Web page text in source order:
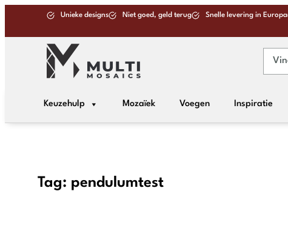
Unieke designs Niet goed, geld terug Snelle levering in Europa
Keuzehulp Mozaïek Voegen Inspiratie
Tag: pendulumtest